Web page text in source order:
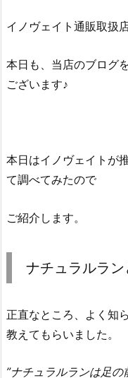
イノヴェイト通販取扱
本日も、当店のブログ
ございます♪
本日はイノヴェイトが
て調べてみたので
ご紹介します。
ナチュラルラン
正直なところ、よく知
教えてもらいました。
”ナチュラルランは足